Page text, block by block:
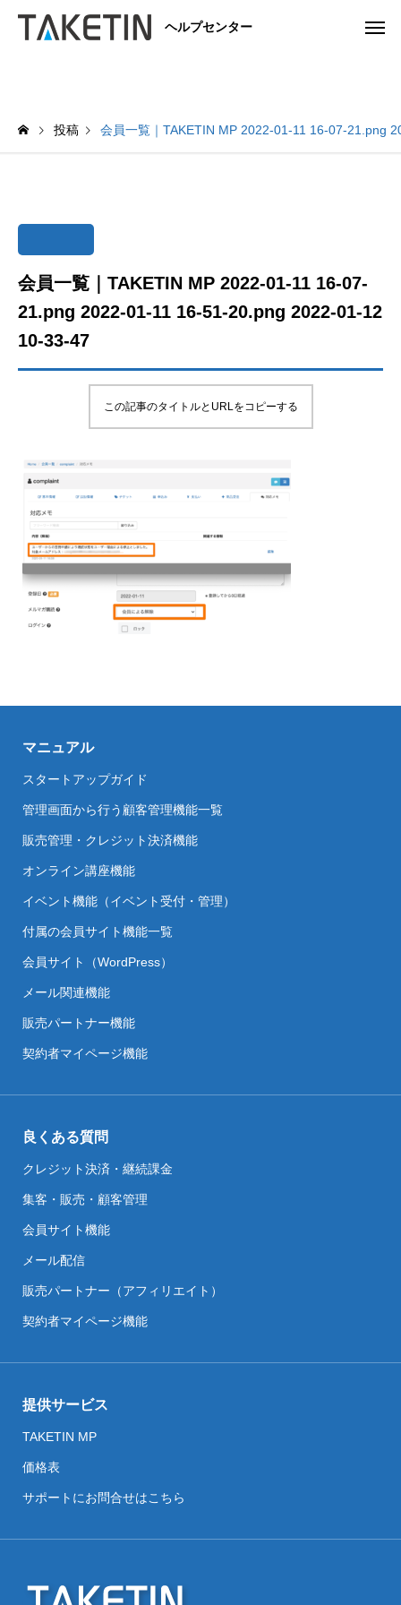
ヘルプセンター
投稿 会員一覧｜TAKETIN MP 2022-01-11 16-07-21.png
会員一覧｜TAKETIN MP 2022-01-11 16-07-
21.png 2022-01-11 16-51-20.png 2022-01-12
10-33-47
この記事のタイトルとURLをコピーする
マニュアル
スタートアップガイド
管理画面から行う顧客管理機能一覧
販売管理・クレジット決済機能
オンライン講座機能
イベント機能（イベント受付・管理）
付属の会員サイト機能一覧
会員サイト（WordPress）
メール関連機能
販売パートナー機能
契約者マイページ機能
良くある質問
クレジット決済・継続課金
集客・販売・顧客管理
会員サイト機能
メール配信
販売パートナー（アフィリエイト）
契約者マイページ機能
提供サービス
TAKETIN MP
価格表
サポートにお問合せはこちら